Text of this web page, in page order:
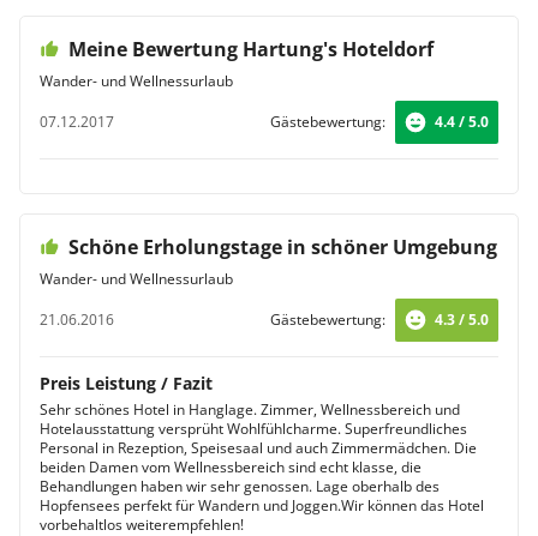
Meine Bewertung Hartung's Hoteldorf
Wander- und Wellnessurlaub
07.12.2017
Gästebewertung: 4.4 / 5.0
Schöne Erholungstage in schöner Umgebung
Wander- und Wellnessurlaub
21.06.2016
Gästebewertung: 4.3 / 5.0
Preis Leistung / Fazit
Sehr schönes Hotel in Hanglage. Zimmer, Wellnessbereich und
Hotelausstattung versprüht Wohlfühlcharme. Superfreundliches
Personal in Rezeption, Speisesaal und auch Zimmermädchen. Die
beiden Damen vom Wellnessbereich sind echt klasse, die
Behandlungen haben wir sehr genossen. Lage oberhalb des
Hopfensees perfekt für Wandern und Joggen.Wir können das Hotel
vorbehaltlos weiterempfehlen!